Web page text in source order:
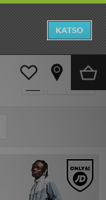
KATSO
Suodata